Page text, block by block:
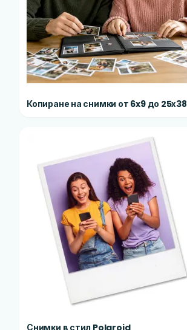
Копиране на снимки от 6x9 до 25х38
Снимки в стил Polaroid